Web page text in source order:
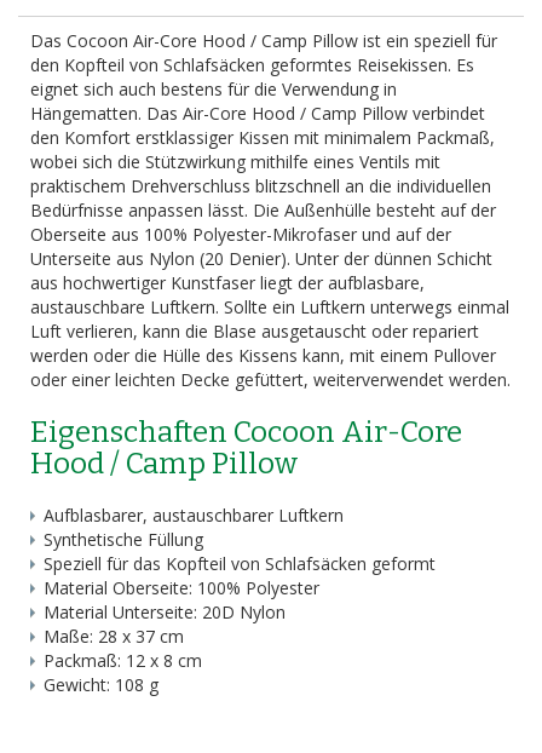
Das Cocoon Air-Core Hood / Camp Pillow ist ein speziell für
den Kopfteil von Schlafsäcken geformtes Reisekissen. Es
eignet sich auch bestens für die Verwendung in
Hängematten. Das Air-Core Hood / Camp Pillow verbindet
den Komfort erstklassiger Kissen mit minimalem Packmaß,
wobei sich die Stützwirkung mithilfe eines Ventils mit
praktischem Drehverschluss blitzschnell an die individuellen
Bedürfnisse anpassen lässt. Die Außenhülle besteht auf der
Oberseite aus 100% Polyester-Mikrofaser und auf der
Unterseite aus Nylon (20 Denier). Unter der dünnen Schicht
aus hochwertiger Kunstfaser liegt der aufblasbare,
austauschbare Luftkern. Sollte ein Luftkern unterwegs einmal
Luft verlieren, kann die Blase ausgetauscht oder repariert
werden oder die Hülle des Kissens kann, mit einem Pullover
oder einer leichten Decke gefüttert, weiterverwendet werden.
Eigenschaften Cocoon Air-Core
Hood / Camp Pillow
Aufblasbarer, austauschbarer Luftkern
Synthetische Füllung
Speziell für das Kopfteil von Schlafsäcken geformt
Material Oberseite: 100% Polyester
Material Unterseite: 20D Nylon
Maße: 28 x 37 cm
Packmaß: 12 x 8 cm
Gewicht: 108 g